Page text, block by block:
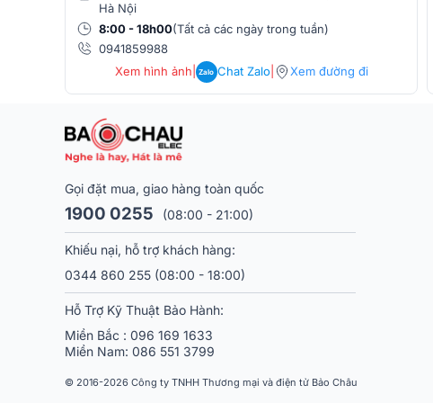
Hà Nội
8:00 - 18h00(Tất cả các ngày trong tuần)
0941859988
Xem hình ảnh
Zalo Chat Zalo| Xem đường đi
Gọi đặt mua, giao hàng toàn quốc
1900 0255 (08:00 - 21:00)
Khiếu nại, hỗ trợ khách hàng:
0344 860 255 (08:00 - 18:00)
Hỗ Trợ Kỹ Thuật Bảo Hành:
Miền Bắc : 096 169 1633
Miền Nam: 086 551 3799
© 2016-2026 Công ty TNHH Thương mại và điện tử Bảo Châu